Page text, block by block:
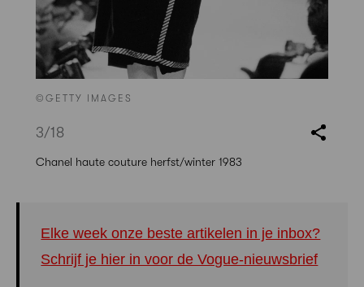
©GETTY IMAGES
3/18
Chanel haute couture herfst/winter 1983
Elke week onze beste artikelen in je inbox?
Schrijf je hier in voor de Vogue-nieuwsbrief